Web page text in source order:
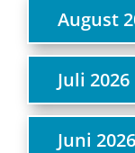
August
Juli 2026
Juni 2026